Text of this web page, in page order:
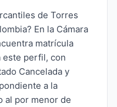
de Torres
En la Cámara
matrícula
este perfil, con
Cancelada y
a la
al por menor de